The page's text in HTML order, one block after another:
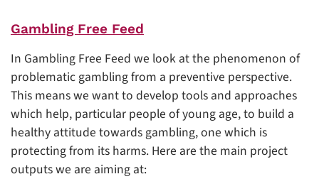
Gambling Free Feed
In Gambling Free Feed we look at the phenomenon of
problematic gambling from a preventive perspective.
This means we want to develop tools and approaches
which help, particular people of young age, to build a
healthy attitude towards gambling, one which is
protecting from its harms. Here are the main project
outputs we are aiming at: